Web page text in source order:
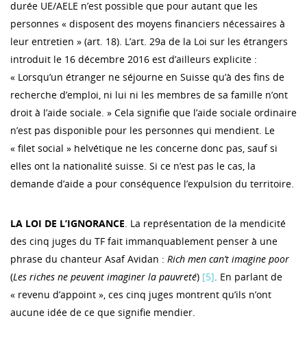
durée UE/AELE n’est possible que pour autant que les
personnes « disposent des moyens financiers nécessaires à
leur entretien » (art. 18). L’art. 29a de la Loi sur les étrangers
introduit le 16 décembre 2016 est d’ailleurs explicite :
« Lorsqu’un étranger ne séjourne en Suisse qu’à des fins de
recherche d’emploi, ni lui ni les membres de sa famille n’ont
droit à l’aide sociale. » Cela signifie que l’aide sociale ordinaire
n’est pas disponible pour les personnes qui mendient. Le
« filet social » helvétique ne les concerne donc pas, sauf si
elles ont la nationalité suisse. Si ce n’est pas le cas, la
demande d’aide a pour conséquence l’expulsion du territoire.
LA LOI DE L’IGNORANCE. La représentation de la mendicité
des cinq juges du TF fait immanquablement penser à une
phrase du chanteur Asaf Avidan : Rich men can’t imagine poor
(Les riches ne peuvent imaginer la pauvreté) [5]. En parlant de
« revenu d’appoint », ces cinq juges montrent qu’ils n’ont
aucune idée de ce que signifie mendier.